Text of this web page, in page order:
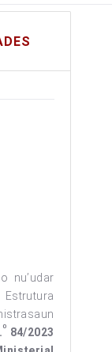
nu’udar
0
84/2023